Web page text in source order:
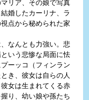
婚したカーリナ、ラ
点から秘められた家
なんとも力強い。悲
いう悲惨な局面に怯
ーッコ（フィンラン
き、彼女は自らの人
女は生まれてくる赤
り、幼い娘や孫たち